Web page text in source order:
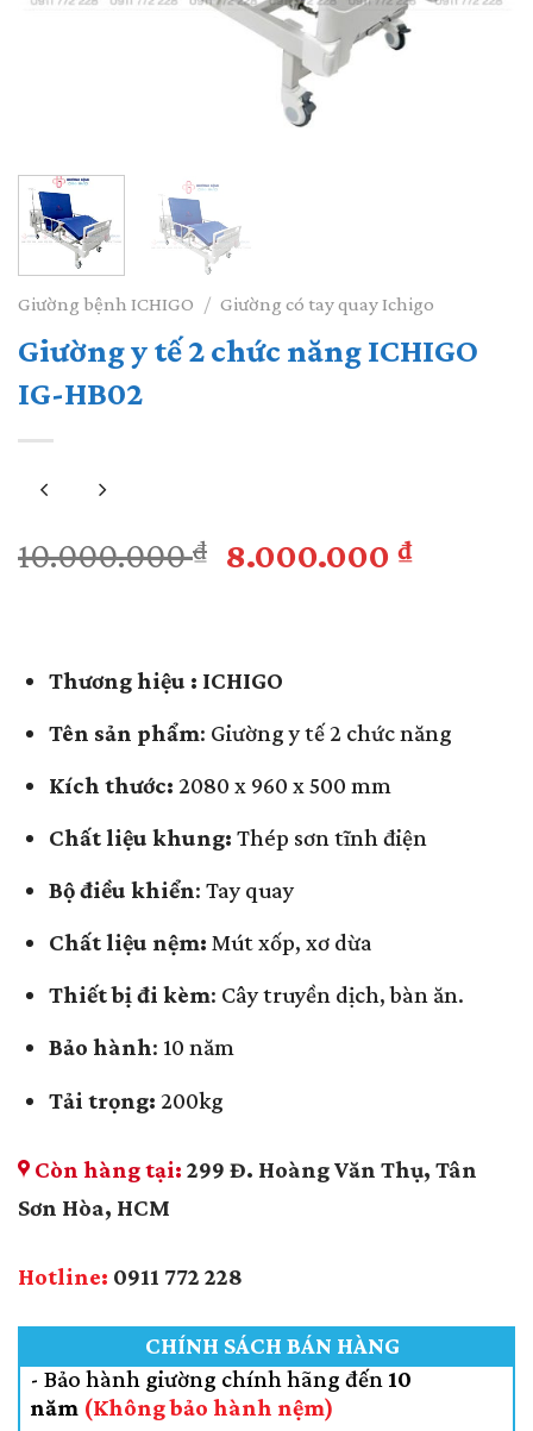
Giường bệnh ICHIGO / Giường có tay quay Ichigo
Giường y tế 2 chức năng ICHIGO
IG-HB02
10.000.000₫
Giá
8.000.000₫Giá
Thươnghiệu : ICHIGO
Tên sản phẩm: Giường y tế 2 chức năng
Kích thước: 2080 x 960 x 500 mm
Chất liệu khung: Thép sơn tĩnh điện
Bộ điều khiển: Tay quay
Chất liệu nệm: Mút xốp, xơ dừa
Thiết bị đi kèm: Cây truyền dịch, bàn ăn.
Bảo hành: 10 năm
Tải trọng: 200kg
Còn hàng tại: 299 Đ. Hoàng Văn Thụ, Tân
Sơn Hòa, HCM
Hotline: 0911 772 228
CHÍNH SÁCH BÁN HÀNG
- Bảo hành giường chính hãng đến 10
năm (Không bảo hành nệm)